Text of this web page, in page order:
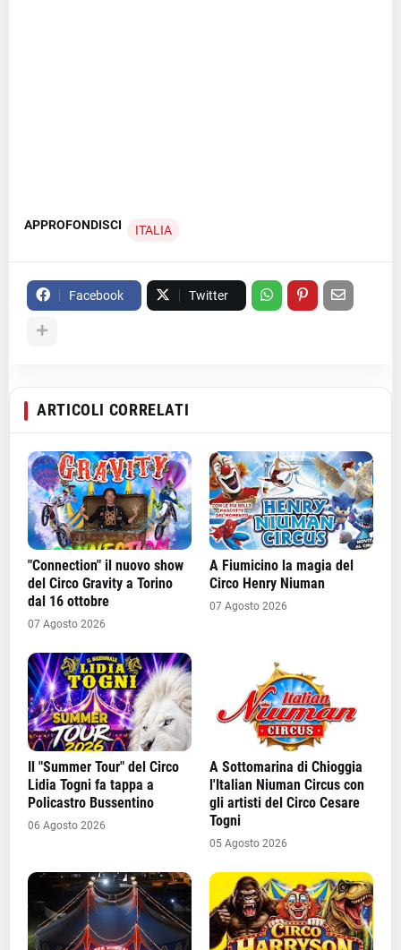
APPROFONDISCI ITALIA
Facebook Twitter
ARTICOLI CORRELATI
"Connection" il nuovo show
del Circo Gravity a Torino
dal 16 ottobre
07 Agosto 2026
A Fiumicino la magia del
Circo Henry Niuman
07 Agosto 2026
Il "Summer Tour" del Circo
Lidia Togni fa tappa a
Policastro Bussentino
06 Agosto 2026
A Sottomarina di Chioggia
l'Italian Niuman Circus con
gli artisti del Circo Cesare
Togni
05 Agosto 2026